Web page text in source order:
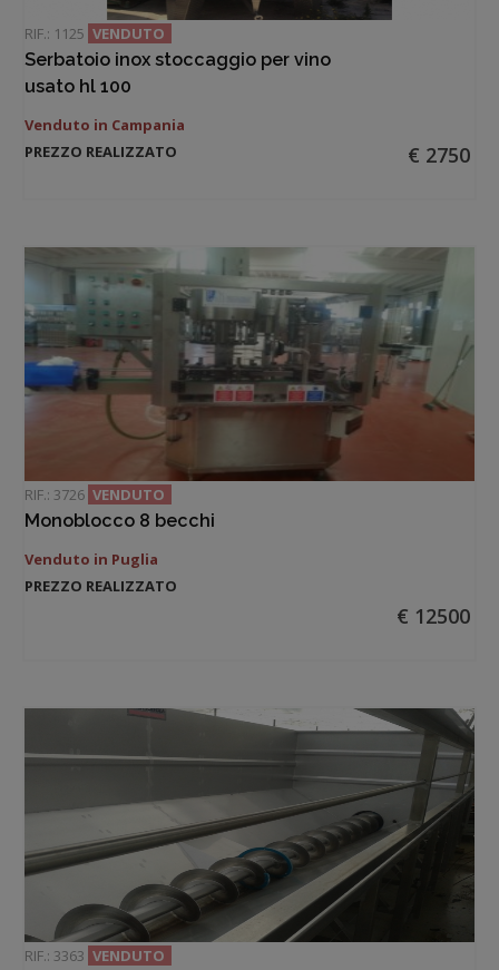
RIF.: 1125 VENDUTO
Serbatoio inox stoccaggio per vino
usato hl 100
Venduto in Campania
PREZZO REALIZZATO
€ 2750
RIF.: 3726 VENDUTO
Monoblocco 8 becchi
Venduto in Puglia
PREZZO REALIZZATO
€ 12500
RIF.: 3363 VENDUTO